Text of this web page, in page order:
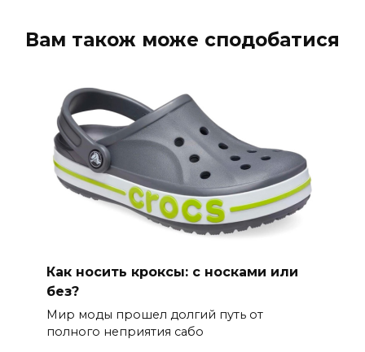
Вам також може сподобатися
Как носить кроксы: с носками или
без?
Мир моды прошел долгий путь от
полного неприятия сабо